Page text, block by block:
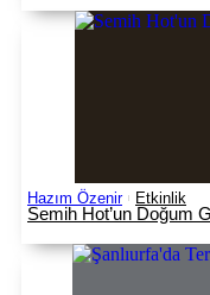
Hazım Özenir Etkinlik
Semih Hot’un Doğum